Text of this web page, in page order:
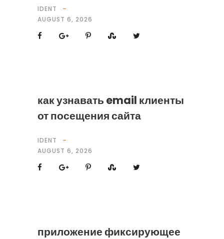
IDENT
AUGUST 6, 2026
как узнавать email клиенты
от посещения сайта
IDENT
AUGUST 6, 2026
приложение фиксирующее